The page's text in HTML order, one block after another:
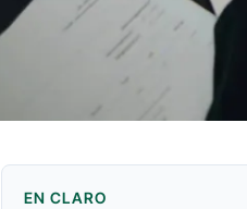
EN CLARO